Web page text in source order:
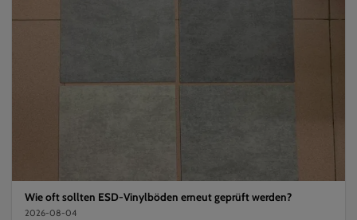
Wie oft sollten ESD-Vinylböden erneut geprüft werden?
2026-08-04